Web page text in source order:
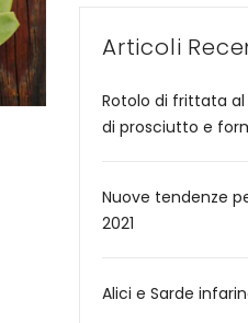
Articoli
Rotolo di frittata
di prosciutto e
Nuove tendenze
2021
Alici e Sarde